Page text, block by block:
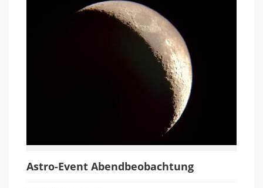
Astro-Event Abendbeobachtung